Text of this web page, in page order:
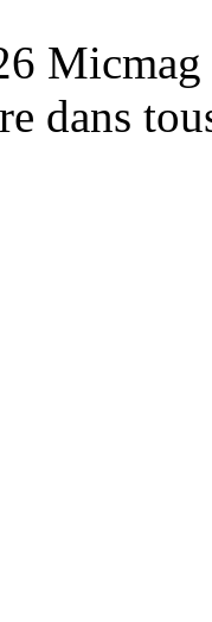
Micmag
dans